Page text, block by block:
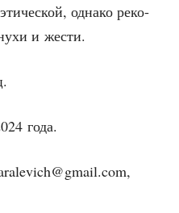
одна­ко реко­
и жести.
года.